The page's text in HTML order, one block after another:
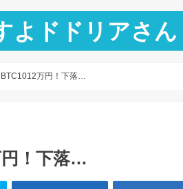
よドドリアさん
BTC1012万円！下落…
！下落…